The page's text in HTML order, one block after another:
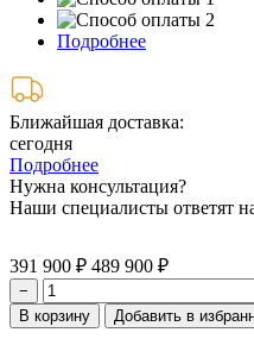
Подробнее
Ближайшая доставка:
сегодня
Подробнее
Нужна консультация?
Наши специалисты ответят
391 900 ₽ 489 900 ₽
−
В корзину
Добавить в